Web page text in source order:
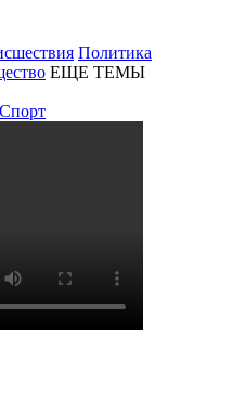
Политика
ЕЩЕ ТЕМЫ
Спорт